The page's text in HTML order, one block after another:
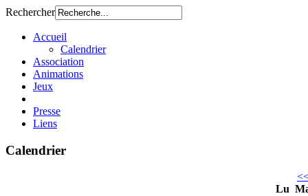
Rechercher
Accueil
Calendrier
Association
Animations
Jeux
Presse
Liens
Calendrier
Lu